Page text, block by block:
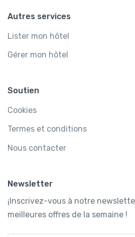
Autres services
Lister mon hôtel
Gérer mon hôtel
Soutien
Cookies
Termes et conditions
Nous contacter
Newsletter
¡Inscrivez-vous à notre
meilleures offres de la semaine !